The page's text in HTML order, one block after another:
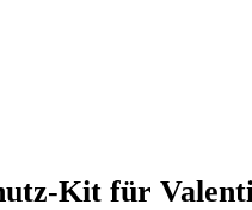
Kit für